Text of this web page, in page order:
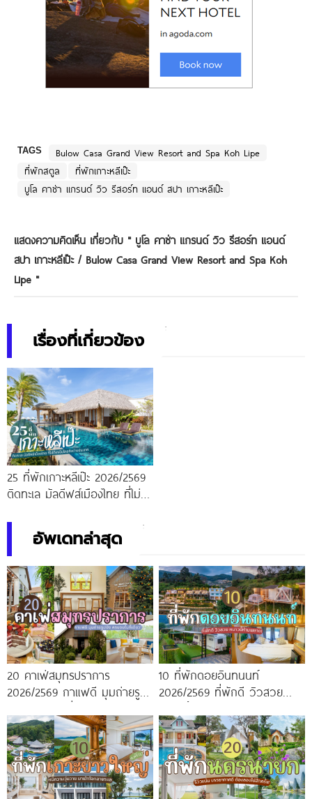
TAGS
Bulow Casa Grand View Resort and Spa Koh Lipe
ที่พักสตูล
ที่พักเกาะหลีเป๊ะ
บูโล คาซ่า แกรนด์ วิว รีสอร์ท แอนด์ สปา เกาะหลีเป๊ะ
แสดงความคิดเห็น เกี่ยวกับ " บูโล คาซ่า แกรนด์ วิว รีสอร์ท แอนด์
สปา เกาะหลีเป๊ะ / Bulow Casa Grand View Resort and Spa Koh
Lipe "
เรื่องที่เกี่ยวข้อง
25 ที่พักเกาะหลีเป๊ะ 2026/2569
ติดทะเล มัลดีฟส์เมืองไทย ที่ไม่
อัพเดทล่าสุด
20 คาเฟ่สมุทรปราการ
2026/2569 กาแฟดี มุมถ่ายรูป
10 ที่พักดอยอินทนนท์
2026/2569 ที่พักดี วิวสวย